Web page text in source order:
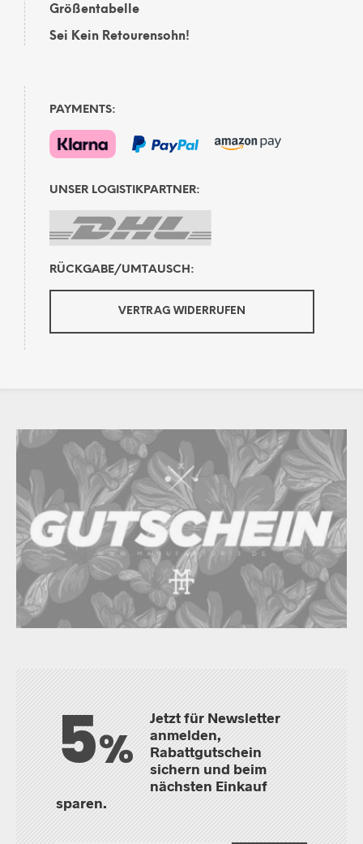
Größentabelle
Sei Kein Retourensohn!
PAYMENTS:
UNSER LOGISTIKPARTNER:
RÜCKGABE/UMTAUSCH:
VERTRAG WIDERRUFEN
5%
Jetzt für Newsletter
anmelden,
Rabattgutschein
sichern und beim
nächsten Einkauf
sparen.